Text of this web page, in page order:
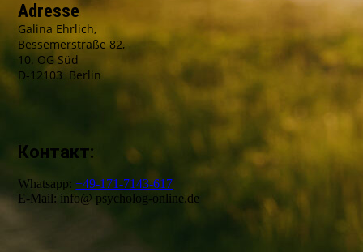
Adresse
Galina Ehrlich,
Bessemerstraße 82,
10. OG Süd
D-12103 Berlin
Контакт:
Whatsapp:+49-171-7143-617
E-Mail: info@ psycholog-online.de